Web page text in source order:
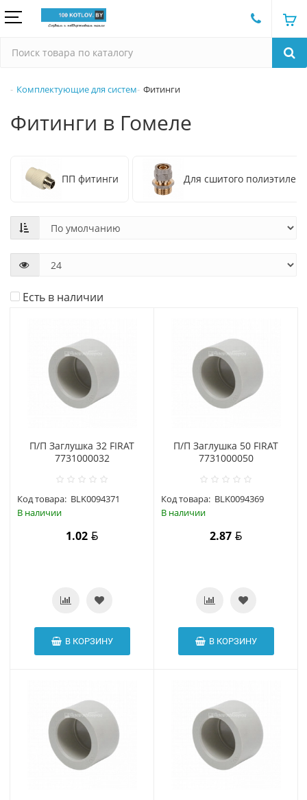
Комплектующие для систем Фитинги
Фитинги в Гомеле
ПП фитинги Для сшитого полиэтилена
Есть в наличии
П/П Заглушка 32 FIRAT
7731000032
Код товара: BLK0094371
В наличии
1.02
В КОРЗИНУ
П/П Заглушка 50 FIRAT
7731000050
Код товара: BLK0094369
В наличии
2.87
В КОРЗИНУ